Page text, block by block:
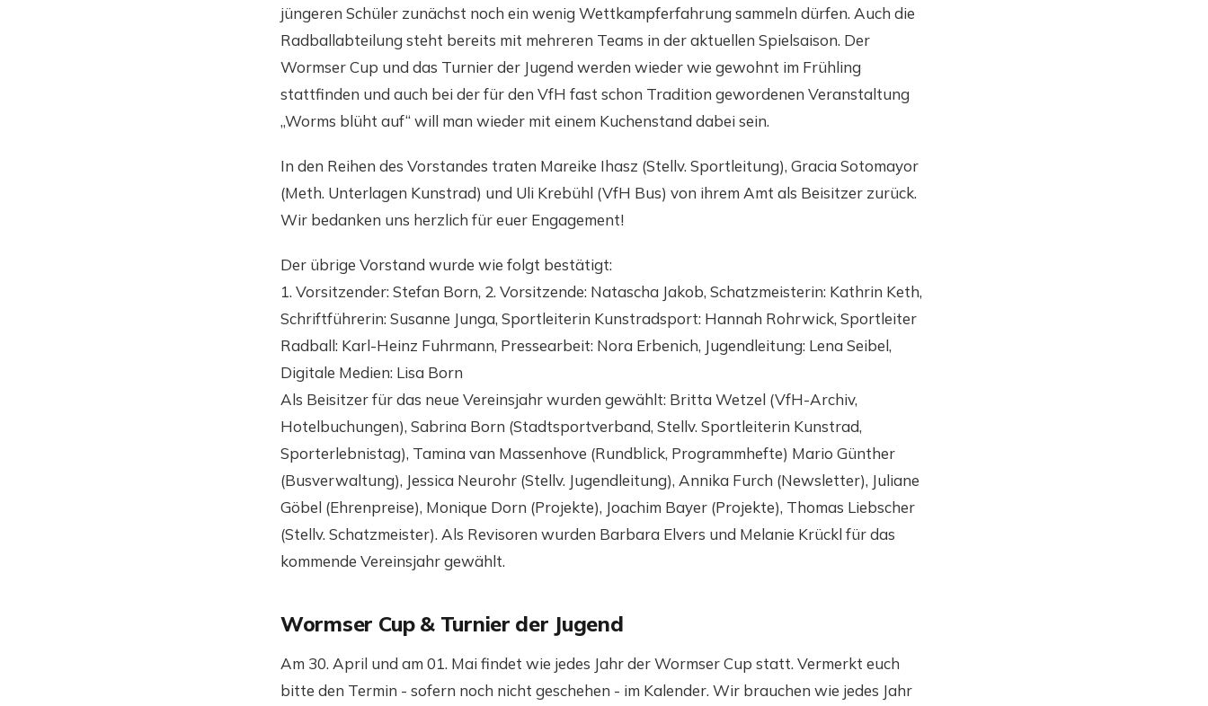
jüngeren Schüler zunächst noch ein wenig Wettkampferfahrung sammeln dürfen. Auch die
Radballabteilung steht bereits mit mehreren Teams in der aktuellen Spielsaison. Der
Wormser Cup und das Turnier der Jugend werden wieder wie gewohnt im Frühling
stattfinden und auch bei der für den VfH fast schon Tradition gewordenen Veranstaltung
„Worms blüht auf“ will man wieder mit einem Kuchenstand dabei sein.
In den Reihen des Vorstandes traten Mareike Ihasz (Stellv. Sportleitung), Gracia Sotomayor
(Meth. Unterlagen Kunstrad) und Uli Krebühl (VfH Bus) von ihrem Amt als Beisitzer zurück.
Wir bedanken uns herzlich für euer Engagement!
Der übrige Vorstand wurde wie folgt bestätigt:
1. Vorsitzender: Stefan Born, 2. Vorsitzende: Natascha Jakob, Schatzmeisterin: Kathrin Keth,
Schriftführerin: Susanne Junga, Sportleiterin Kunstradsport: Hannah Rohrwick, Sportleiter
Radball: Karl-Heinz Fuhrmann, Pressearbeit: Nora Erbenich, Jugendleitung: Lena Seibel,
Digitale Medien: Lisa Born
Als Beisitzer für das neue Vereinsjahr wurden gewählt: Britta Wetzel (VfH-Archiv,
Hotelbuchungen), Sabrina Born (Stadtsportverband, Stellv. Sportleiterin Kunstrad,
Sporterlebnistag), Tamina van Massenhove (Rundblick, Programmhefte) Mario Günther
(Busverwaltung), Jessica Neurohr (Stellv. Jugendleitung), Annika Furch (Newsletter), Juliane
Göbel (Ehrenpreise), Monique Dorn (Projekte), Joachim Bayer (Projekte), Thomas Liebscher
(Stellv. Schatzmeister). Als Revisoren wurden Barbara Elvers und Melanie Krückl für das
kommende Vereinsjahr gewählt.
Wormser Cup & Turnier der Jugend
Am 30. April und am 01. Mai findet wie jedes Jahr der Wormser Cup statt. Vermerkt euch
bitte den Termin - sofern noch nicht geschehen - im Kalender. Wir brauchen wie jedes Jahr